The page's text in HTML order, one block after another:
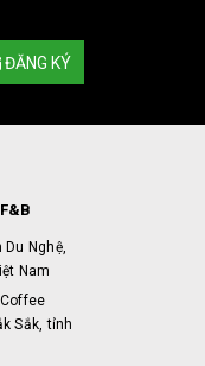
ĐĂNG KÝ
Du Nghệ,
Nam
Sắk, tỉnh